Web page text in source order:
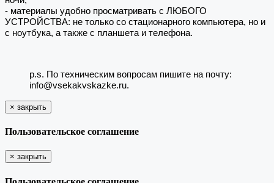
- материалы удобно просматривать с ЛЮБОГО
УСТРОЙСТВА: не только со стационарного компьютера, но и
с ноутбука, а также с планшета и телефона.
p.s. По техническим вопросам пишите на почту:
info@vsekakvskazke.ru.
× закрыть
Пользовательское соглашение
× закрыть